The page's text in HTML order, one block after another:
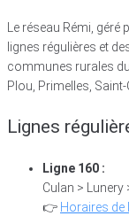
Le réseau Rémi,
lignes régulières et
communes rurales
Plou, Primelles,
Lignes
Ligne 160 :
Culan > Lunery
👉 Horaires de